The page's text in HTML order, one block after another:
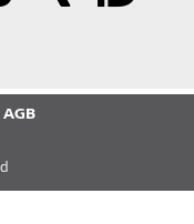
AGB